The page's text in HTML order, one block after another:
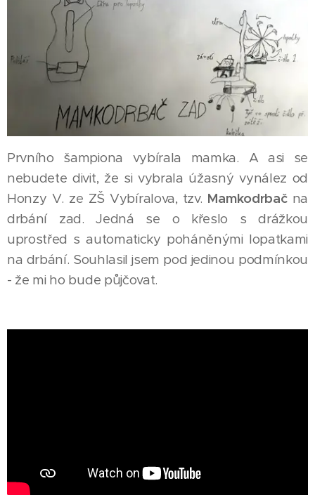
Prvního šampiona vybírala mamka. A asi se
nebudete divit, že si vybrala úžasný vynález od
Honzy V. ze ZŠ Vybíralova, tzv. Mamkodrbač na
drbání zad. Jedná se o křeslo s drážkou
uprostřed s automaticky poháněnými lopatkami
na drbání. Souhlasil jsem pod jedinou podmínkou
- že mi ho bude půjčovat.